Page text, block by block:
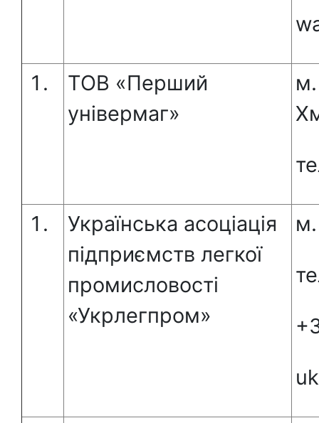
ТОВ «Перший
універмаг»
м.
Українська асоціація
підприємств легкої
промисловості
«Укрлегпром»
м.